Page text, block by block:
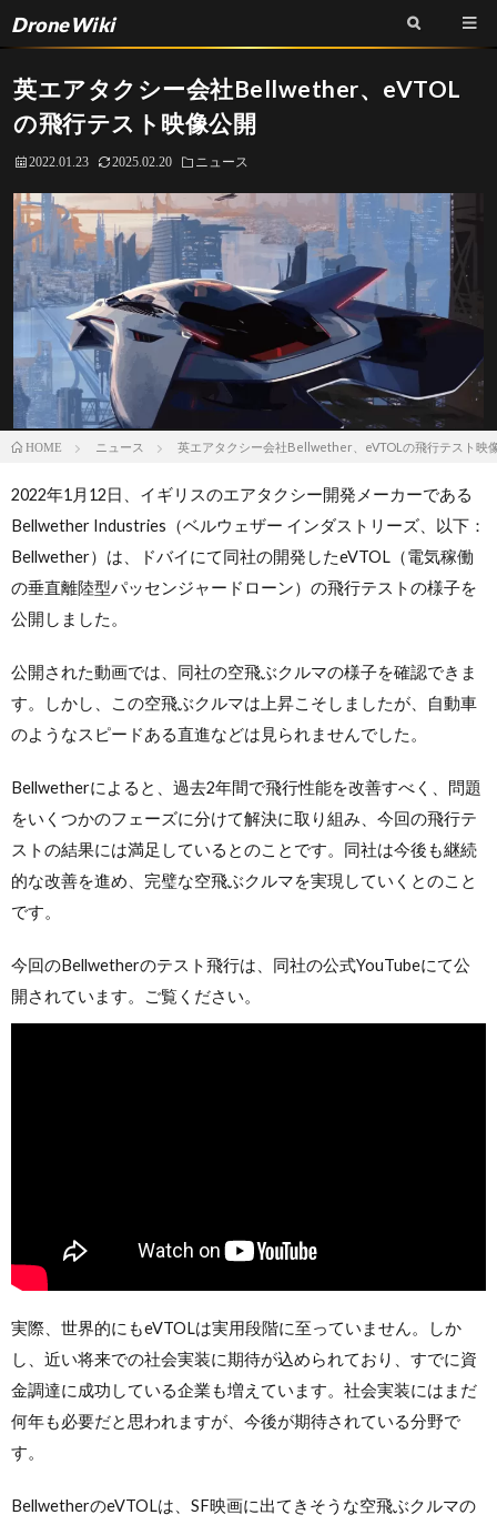
DroneWiki
英エアタクシー会社Bellwether、eVTOL
の飛行テスト映像公開
2022.01.23 2025.02.20 ニュース
HOME ニュース 英エアタクシー会社Bellwether、eVTOLの飛行テスト映
2022年1月12日、イギリスのエアタクシー開発メーカーである
Bellwether Industries（ベルウェザー インダストリーズ、以下：
Bellwether）は、ドバイにて同社の開発したeVTOL（電気稼働
の垂直離陸型パッセンジャードローン）の飛行テストの様子を
公開しました。
公開された動画では、同社の空飛ぶクルマの様子を確認できま
す。しかし、この空飛ぶクルマは上昇こそしましたが、自動車
のようなスピードある直進などは見られませんでした。
Bellwetherによると、過去2年間で飛行性能を改善すべく、問題
をいくつかのフェーズに分けて解決に取り組み、今回の飛行テ
ストの結果には満足しているとのことです。同社は今後も継続
的な改善を進め、完璧な空飛ぶクルマを実現していくとのこと
です。
今回のBellwetherのテスト飛行は、同社の公式YouTubeにて公
開されています。ご覧ください。
実際、世界的にもeVTOLは実用段階に至っていません。しか
し、近い将来での社会実装に期待が込められており、すでに資
金調達に成功している企業も増えています。社会実装にはまだ
何年も必要だと思われますが、今後が期待されている分野で
す。
BellwetherのeVTOLは、SF映画に出てきそうな空飛ぶクルマの